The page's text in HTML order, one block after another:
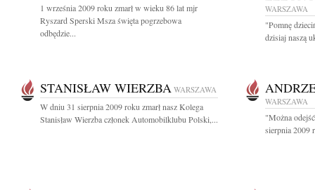
1 września 2009 roku zmarł w wieku 86 lat mjr
Ryszard Sperski Msza święta pogrzebowa
odbędzie...
WARSZAWA
"Pomnę
dzisiaj naszą
STANISŁAW WIERZBA WARSZAWA
W dniu 31 sierpnia 2009 roku zmarł nasz Kolega
Stanisław Wierzba członek Automobilklubu Polski,...
WARSZAWA
"Można
sierpnia 2009